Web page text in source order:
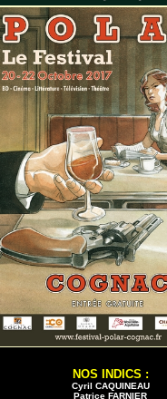
NOS INDICS :
Cyril CAQUINEAU
Patrice FARNIER